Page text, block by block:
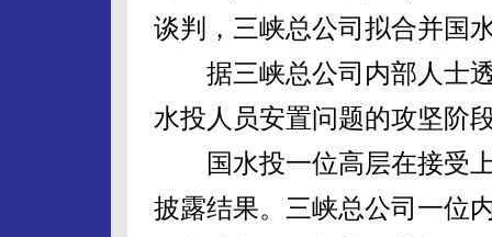
谈判，三峡总公司拟合并国
据三峡总公司内部人士透
水投人员安置问题的攻坚阶
国水投一位高层在接受上
披露结果。三峡总公司一位